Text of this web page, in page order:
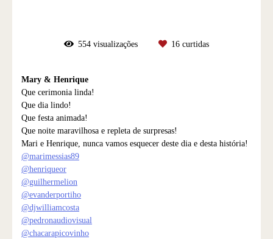
554 visualizações 16 curtidas
Mary & Henrique
Que cerimonia linda!
Que dia lindo!
Que festa animada!
Que noite maravilhosa e repleta de surpresas!
Mari e Henrique, nunca vamos esquecer deste dia e desta história!
@marimessias89
@henriqueor
@guilhermelion
@evanderportiho
@djwilliamcosta
@pedronaudiovisual
@chacarapicovinho